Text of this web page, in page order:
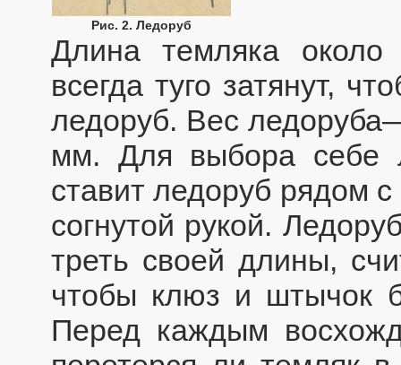
Рис. 2. Ледоруб
Длина темляка
всегда туго затянут,
ледоруб. Вес
мм. Для выбора себе
ставит ледоруб рядом
согнутой рукой.
треть своей длины,
чтобы клюз и штычок
Перед каждым